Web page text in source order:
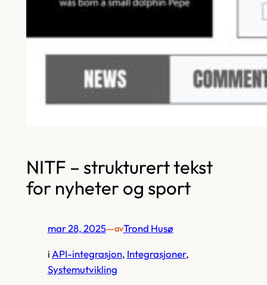
NITF – strukturert tekst
for nyheter og sport
mar 28, 2025—avTrond Husø
i API-integrasjon, Integrasjoner
Systemutvikling